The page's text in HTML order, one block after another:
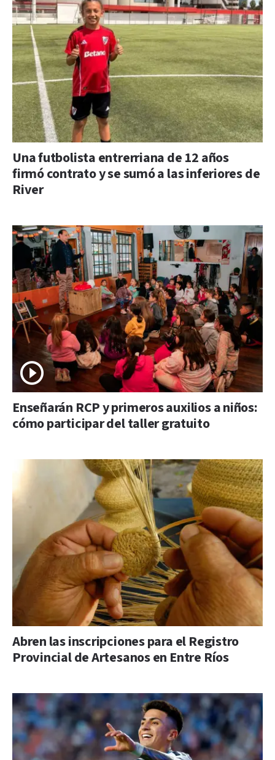
Una futbolista entrerriana de 12 años
firmó contrato y se sumó a las inferiores de
River
Enseñarán RCP y primeros auxilios a niños:
cómo participar del taller gratuito
Abren las inscripciones para el Registro
Provincial de Artesanos en Entre Ríos